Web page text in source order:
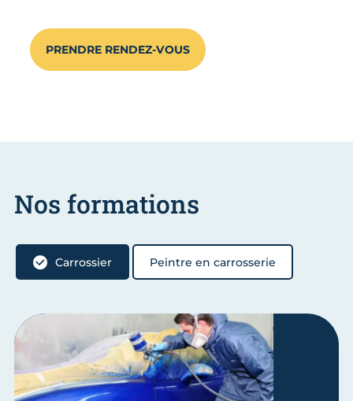
PRENDRE RENDEZ-VOUS
Nos formations
Carrossier Peintre en carrosserie